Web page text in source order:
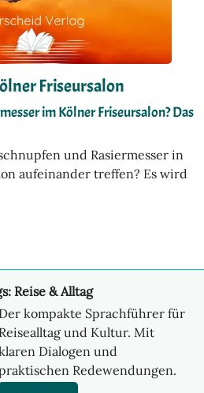
Friseursalon
im Kölner Friseursalon? Das
und Rasiermesser in
aufeinander treffen? Es wird
Reise & Alltag
Der kompakte Sprachführer für
Reisealltag und Kultur. Mit
Dialogen und
Redewendungen.